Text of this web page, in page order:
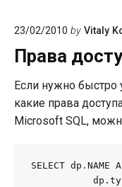
23/02/2010 by Vitaly
Права
Если нужно быстро
какие права
Microsoft SQL,
SELECT